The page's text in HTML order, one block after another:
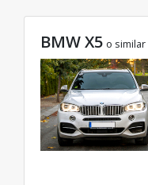
BMW X5 o similar